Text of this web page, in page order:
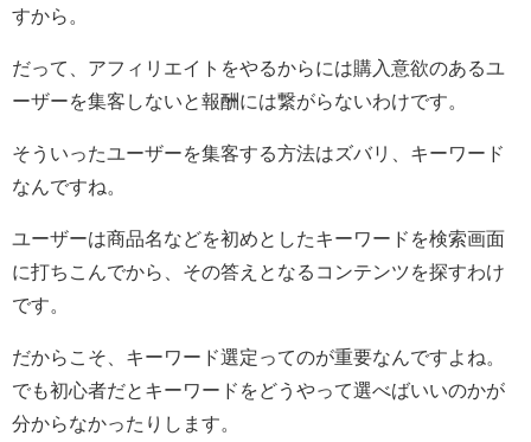
すから。
だって、アフィリエイトをやるからには購入意欲のあるユ
ーザーを集客しないと報酬には繋がらないわけです。
そういったユーザーを集客する方法はズバリ、キーワード
なんですね。
ユーザーは商品名などを初めとしたキーワードを検索画面
に打ちこんでから、その答えとなるコンテンツを探すわけ
です。
だからこそ、キーワード選定ってのが重要なんですよね。
でも初心者だとキーワードをどうやって選べばいいのかが
分からなかったりします。